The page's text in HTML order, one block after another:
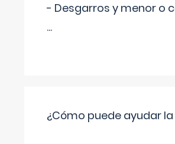
- Desgarros y menor o
...
¿Cómo puede ayudar